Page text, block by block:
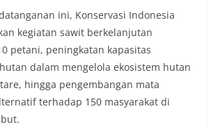
hari bersejarah bangsa
mengimbau kepada seluruh
mulai mempersiapkan dan memasang
Merah Putih di depan rumah masing-
secara penuh. Ini adalah bentuk
kita bersama terhadap
para pahlawan yang telah merebut
ujar Aiptu Muliyadi Suraukur saat
ini, Konservasi Indonesia
kegiatan sawit berkelanjutan
petani, peningkatan kapasitas
dalam mengelola ekosistem hutan
hingga pengembangan mata
terhadap 150 masyarakat di